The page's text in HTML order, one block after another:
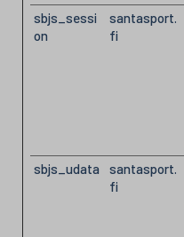
sbjs_sessi
on
santasport.
fi
sbjs_udata
santasport.
fi